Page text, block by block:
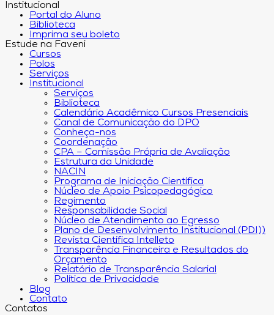
Institucional
Portal do Aluno
Biblioteca
Imprima seu boleto
Estude na Faveni
Cursos
Polos
Serviços
Institucional
Serviços
Biblioteca
Calendário Acadêmico Cursos Presenciais
Canal de Comunicação do DPO
Conheça-nos
Coordenação
CPA – Comissão Própria de Avaliação
Estrutura da Unidade
NACIN
Programa de Iniciação Científica
Núcleo de Apoio Psicopedagógico
Regimento
Responsabilidade Social
Núcleo de Atendimento ao Egresso
Plano de Desenvolvimento Institucional (PDI))
Revista Científica Intelleto
Transparência Financeira e Resultados do
Orçamento
Relatório de Transparência Salarial
Política de Privacidade
Blog
Contato
Contatos